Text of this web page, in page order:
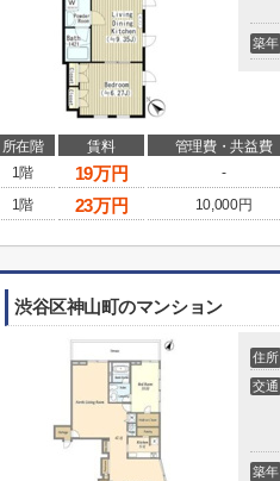
築年
所在階 賃料 管理費・共益費
1階
19万円 -
1階
23万円 10,000円
渋谷区神山町のマンション
住所
交通
築年